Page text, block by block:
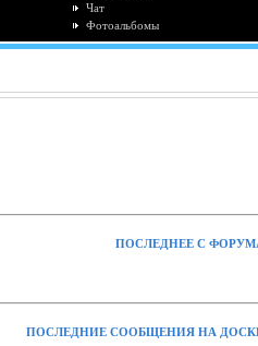
Чат
Фотоальбомы
ПОСЛЕДНЕЕ С
ПОСЛЕДНИЕ СООБЩЕНИЯ НА